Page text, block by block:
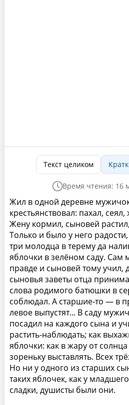
Текст целиком
Время чтения: 16
Жил в одной деревне
крестьянствовал: пахал,
Жену кормил, сыновей
Только и было у него
три молодца в терему да
яблочки в зелёном саду. Сам
правде и сыновей тому учил,
сыновья заветы отца
слова родимого батюшки в
соблюдал. А старшие-то — в
левое выпустят... В саду
посадил на каждого сына и
растить-наблюдать; как
яблочки: как в жару от
зореньку выставлять. Всех
Но ни у одного из старших
таких яблочек, как у
сладки, душисты были они.